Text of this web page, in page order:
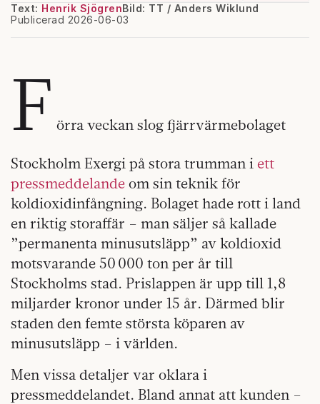
Text: Henrik Sjögren
Publicerad 2026-06-03
Bild: TT / Anders Wiklund
F örra veckan slog fjärrvärmebolaget
Stockholm Exergi på stora trumman i ett
pressmeddelande om sin teknik för
koldioxidinfångning. Bolaget hade rott i land
en riktig storaffär – man säljer så kallade
”permanenta minusutsläpp” av koldioxid
motsvarande 50 000 ton per år till
Stockholms stad. Prislappen är upp till 1,8
miljarder kronor under 15 år. Därmed blir
staden den femte största köparen av
minusutsläpp – i världen.
Men vissa detaljer var oklara i
pressmeddelandet. Bland annat att kunden –